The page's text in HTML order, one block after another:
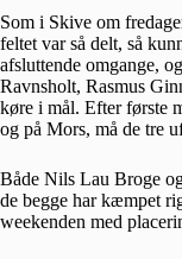
Som i Skive om
feltet var så delt, så
afsluttende omgange,
Ravnsholt, Rasmus
køre i mål. Efter første
og på Mors, må de tre
Både Nils Lau Broge
de begge har kæmpet
weekenden med